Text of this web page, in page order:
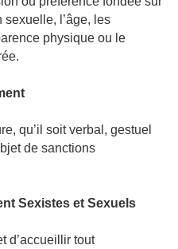
sexuelle, l’âge, les
physique ou le
qu’il soit verbal, gestuel
de sanctions
Sexistes et Sexuels
d’accueillir tout